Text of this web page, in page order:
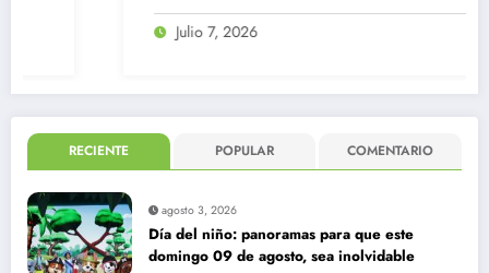
Julio 7, 2026
RECIENTE POPULAR COMENTARIO
agosto 3, 2026
Día del niño: panoramas para que este
domingo 09 de agosto, sea inolvidable